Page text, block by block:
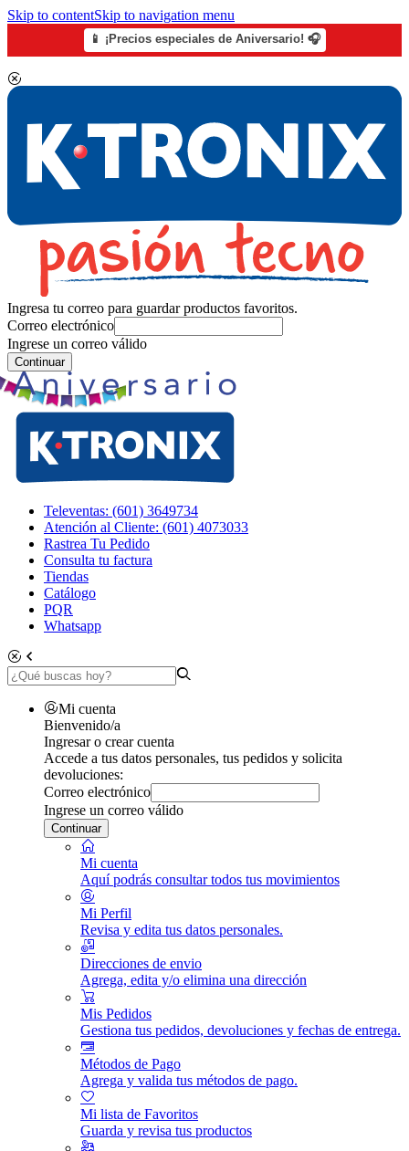
Skip to contentSkip to navigation menu
📱 ¡Precios especiales de Aniversario! 🎧
Ingresa tu correo para guardar productos favoritos.
Correo electrónico
Ingrese un correo válido
Continuar
Televentas: (601) 3649734
Atención al Cliente: (601) 4073033
Rastrea Tu Pedido
Consulta tu factura
Tiendas
Catálogo
PQR
Whatsapp
Mi cuenta
Bienvenido/a
Ingresar o crear cuenta
Accede a tus datos personales, tus pedidos y solicita
devoluciones:
Correo electrónico
Ingrese un correo válido
Continuar
Mi cuenta
Aquí podrás consultar todos tus movimientos
Mi Perfil
Revisa y edita tus datos personales.
Direcciones de envio
Agrega, edita y/o elimina una dirección
Mis Pedidos
Gestiona tus pedidos, devoluciones y fechas de entrega.
Métodos de Pago
Agrega y valida tus métodos de pago.
Mi lista de Favoritos
Guarda y revisa tus productos